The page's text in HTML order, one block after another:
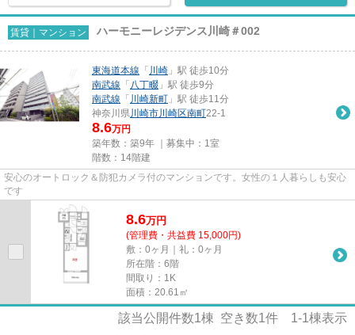
賃貸｜マンション ハーモニーレジデンス川崎＃002
東海道本線 「 川崎 」駅 徒歩10分
南武線 「 八丁畷 」駅 徒歩9分
南武線 「 川崎新町 」駅 徒歩11分
神奈川県川崎市川崎区南町22-1
8.6万円
築年数：築9年 ｜募集中： 1室
階数：14階建
安心のオートロック＆防犯カメラ付のマンションです。女性の１人暮らしも安心
です
8.6万円
(管理費・共益費 15,000円)
敷：0ヶ月｜礼：0ヶ月
所在階：6階
間取り：1K
面積：20.61㎡
該当公開件数1棟 空き数1件 1-1棟表示